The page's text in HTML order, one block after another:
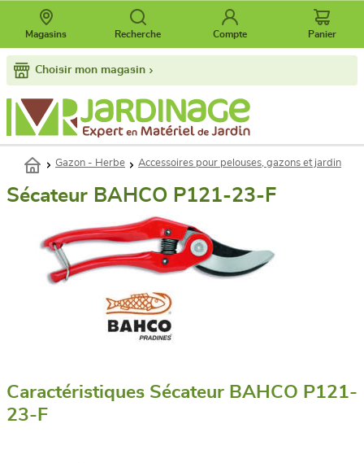
Choisir mon magasin
Magasins Recherche Compte Panier
Gazon - Herbe Accessoires pour pelouses, gazons et jardin
Sécateur BAHCO P121-23-F
Caractéristiques Sécateur BAHCO P121-
23-F